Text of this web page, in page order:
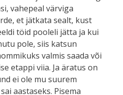
vahepeal värviga
et jätkata sealt, kust
töid pooleli jätta ja kui
pole, siis katsun
valmis saada või
etappi viia. Ja äratus on
ei ole mu suurem
aastaseks. Pisema